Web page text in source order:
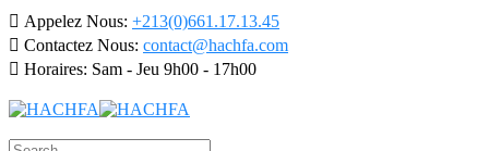
Appelez Nous: +213(0)661.17.13.45
Contactez Nous: contact@hachfa.com
Horaires: Sam - Jeu 9h00 - 17h00